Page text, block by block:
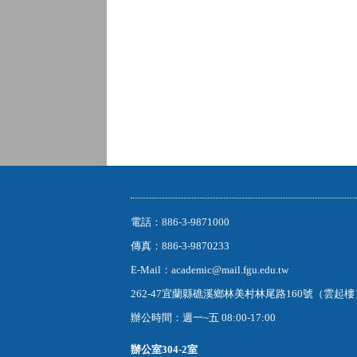
電話：886-3-9871000
傳真：886-3-9870233
E-Mail：academic@mail.fgu.edu.tw
262-47宜蘭縣礁溪鄉林美村林尾路160號（雲起
辦公時間：週一~五 08:00-17:00
辦公室304-2室